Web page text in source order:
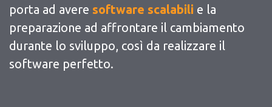
porta ad avere software scalabili e la
preparazione ad affrontare il cambiamento
durante lo sviluppo, così da realizzare il
software perfetto.